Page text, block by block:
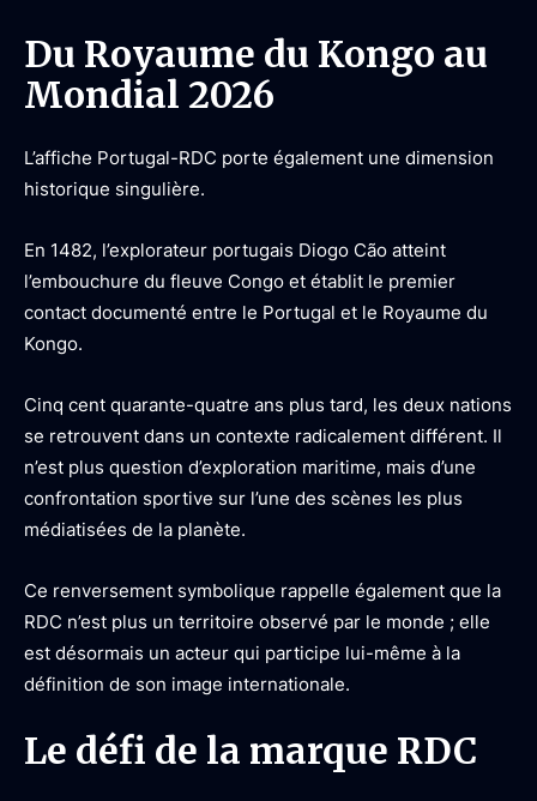
Du Royaume du Kongo au
Mondial 2026
L’affiche Portugal-RDC porte également une dimension
historique singulière.
En 1482, l’explorateur portugais Diogo Cão atteint
l’embouchure du fleuve Congo et établit le premier
contact documenté entre le Portugal et le Royaume du
Kongo.
Cinq cent quarante-quatre ans plus tard, les deux nations
se retrouvent dans un contexte radicalement différent. Il
n’est plus question d’exploration maritime, mais d’une
confrontation sportive sur l’une des scènes les plus
médiatisées de la planète.
Ce renversement symbolique rappelle également que la
RDC n’est plus un territoire observé par le monde ; elle
est désormais un acteur qui participe lui-même à la
définition de son image internationale.
Le défi de la marque RDC